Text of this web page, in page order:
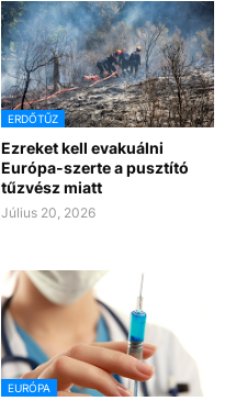
ERDŐTŰZ
Ezreket kell evakuálni
Európa-szerte a pusztító
tűzvész miatt
Július 20, 2026
EURÓPA